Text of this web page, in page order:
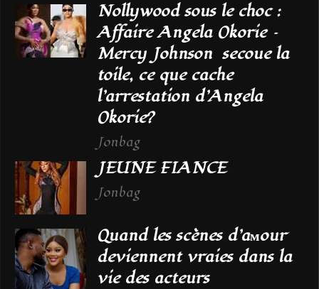
Nollywood sous le choc :
Affaire Angela Okorie –
Mercy Johnson secoue la
toile, ce que cache
l’arrestation d’Angela
Okorie?
Jonbag
JEUNE FIANCE
Jonbag
Quand les scènes d’aмour
deviennent vraies dans la
vie des acteurs